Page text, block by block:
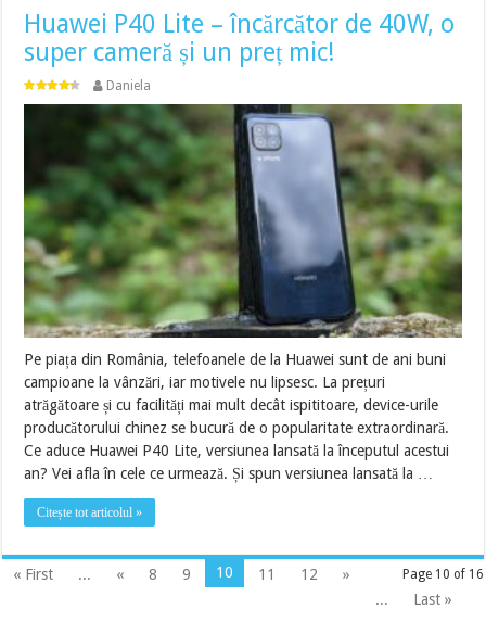
Huawei P40 Lite – încărcător de 40W, o
super cameră și un preț mic!
Daniela
Pe piața din România, telefoanele de la Huawei sunt de ani buni
campioane la vânzări, iar motivele nu lipsesc. La prețuri
atrăgătoare și cu facilități mai mult decât ispititoare, device-urile
producătorului chinez se bucură de o popularitate extraordinară.
Ce aduce Huawei P40 Lite, versiunea lansată la începutul acestui
an? Vei afla în cele ce urmează. Și spun versiunea lansată la …
Citește tot articolul »
Page 10 of 16
« First ... « 8 9 10 11 12
»
...
Last »